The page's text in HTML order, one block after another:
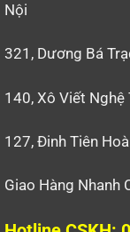
Nội
321, Dương Bá
140, Xô Viết Nghệ
127, Đinh Tiên
Giao Hàng Nhanh